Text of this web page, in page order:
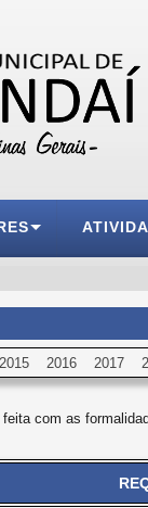
2015 2016 2017
com as